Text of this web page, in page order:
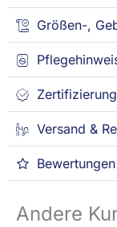
Größen-,
Zertifizierung
Versand &
Bewertungen
Andere